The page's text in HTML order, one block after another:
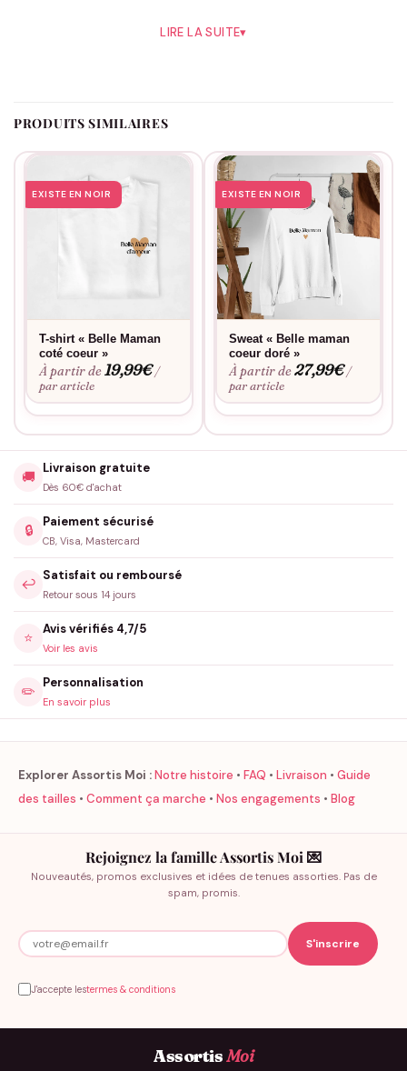
d’un anniversaire ou tout simplement d’une journée spéciale,
c’est un câlin que vous pouvez offrir.
La collection « Cadeaux belle-mère » de notre boutique
permet de personnaliser chaque pièce pour la
rendre unique. Vous pouvez choisir entre plusieurs couleurs
sobres et élégantes qui sauront plaire à chaque belle-maman.
Ajoutez une touche personnelle en choisissant son prénom ou
un petit mot doux à inscrire discrètement sur le sweat-shirt.
En offrant ce sweat « Belle Maman côté cœur », vous ne lui
offrez pas seulement un vêtement, mais également un
souvenir mémorable qu’elle pourra chérir et porter avec fierté.
Témoignez de votre appréciation et de votre amour de façon
originale et tendance. N’attendez plus pour faire de ce sweat le
cadeau parfait pour votre belle-maman adorée !
LIRE LA SUITE▾
PRODUITS SIMILAIRES
EXISTE EN NOIR
T-shirt « Belle Maman
coté coeur »
À partir de19,99€ /
par article
EXISTE EN NOIR
Sweat « Belle maman
coeur doré »
À partir de27,99€ /
par article
🚚
Livraison gratuite
Dès 60€ d'achat
🔒
Paiement sécurisé
CB, Visa, Mastercard
↩️
Satisfait ou remboursé
Retour sous 14 jours
⭐
Avis vérifiés 4,7/5
Voir les avis
✏️
Personnalisation
En savoir plus
Explorer Assortis Moi :Notre histoire • FAQ • Livraison • Guide
des tailles • Comment ça marche • Nos engagements • Blog
Rejoignez la famille Assortis Moi 💌
Nouveautés, promos exclusives et idées de tenues assorties. Pas de
spam, promis.
J'accepte lestermes & conditions
AssortisMoi